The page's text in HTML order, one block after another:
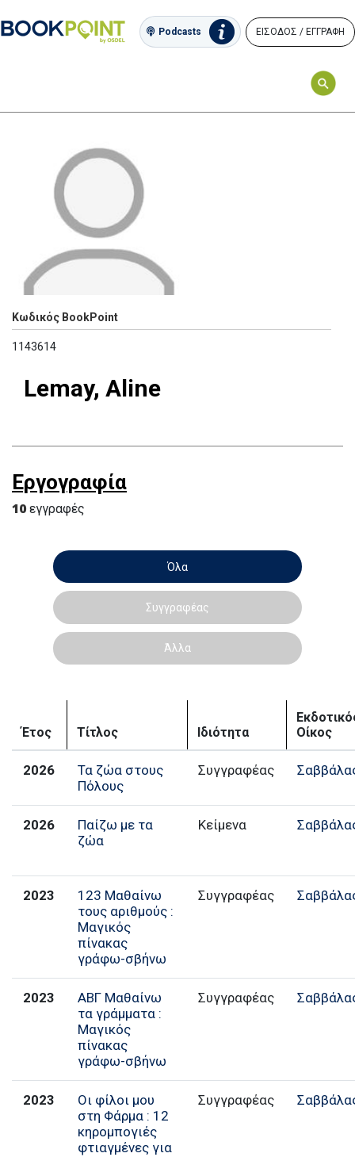
Podcasts ΕΙΣΟΔΟΣ / ΕΓΓΡΑΦΗ
Κωδικός BookPoint
1143614
Lemay, Aline
Εργογραφία
10 εγγραφές
Όλα
Συγγραφέας
Άλλα
Έτος Τίτλος Ιδιότητα
Οίκος
2026
Τα ζώα στους
Πόλους
Συγγραφέας
2026
Παίζω με τα
ζώα
Κείμενα
2023
123 Μαθαίνω
τους αριθμούς :
Μαγικός
πίνακας
γράφω-σβήνω
Συγγραφέας
2023
ΑΒΓ Μαθαίνω
τα γράμματα :
Μαγικός
πίνακας
γράφω-σβήνω
Συγγραφέας
2023
Οι φίλοι μου
στη Φάρμα : 12
κηρομπογιές
φτιαγμένες για
Συγγραφέας